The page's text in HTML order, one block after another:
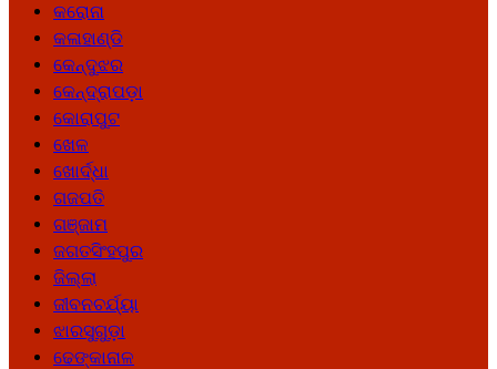
କରୋନା
କଳାହାଣ୍ଡି
କେନ୍ଦୁଝର
କେନ୍ଦ୍ରାପଡ଼ା
କୋରାପୁଟ
ଖେଳ
ଖୋର୍ଦ୍ଧା
ଗଜପତି
ଗଞ୍ଜାମ
ଜଗତସିଂହପୁର
ଜିଲ୍ଲା
ଜୀବନଚର୍ଯ୍ୟା
ଝାରସୁଗୁଡ଼ା
ଢେଙ୍କାନାଳ